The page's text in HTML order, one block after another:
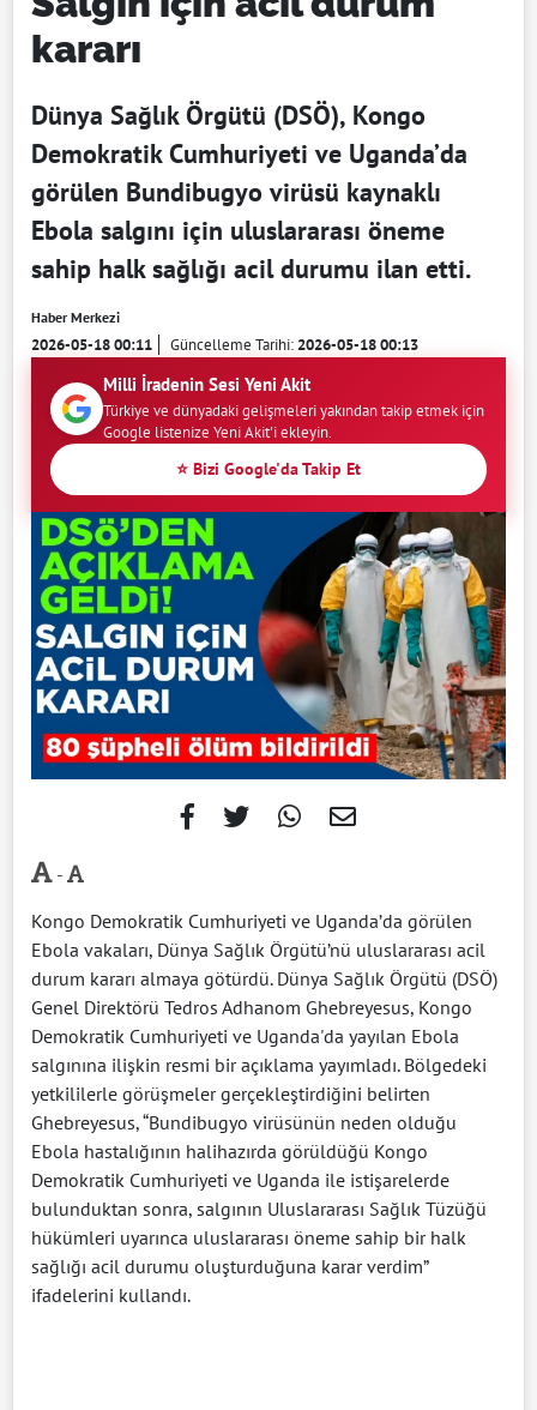
kararı
Dünya Sağlık Örgütü (DSÖ), Kongo
Demokratik Cumhuriyeti ve Uganda’da
görülen Bundibugyo virüsü kaynaklı
Ebola salgını için uluslararası öneme
sahip halk sağlığı acil durumu ilan etti.
Haber Merkezi
2026-05-18 00:11 Güncelleme Tarihi:2026-05-18 00:13
Milli İradenin Sesi Yeni Akit
Türkiye ve dünyadaki gelişmeleri yakından takip etmek için
Google listenize Yeni Akit'i ekleyin.
⭐ Bizi Google'da Takip Et
-
Kongo Demokratik Cumhuriyeti ve Uganda’da görülen
Ebola vakaları, Dünya Sağlık Örgütü’nü uluslararası acil
durum kararı almaya götürdü. Dünya Sağlık Örgütü (DSÖ)
Genel Direktörü Tedros Adhanom Ghebreyesus, Kongo
Demokratik Cumhuriyeti ve Uganda'da yayılan Ebola
salgınına ilişkin resmi bir açıklama yayımladı. Bölgedeki
yetkililerle görüşmeler gerçekleştirdiğini belirten
Ghebreyesus, “Bundibugyo virüsünün neden olduğu
Ebola hastalığının halihazırda görüldüğü Kongo
Demokratik Cumhuriyeti ve Uganda ile istişarelerde
bulunduktan sonra, salgının Uluslararası Sağlık Tüzüğü
hükümleri uyarınca uluslararası öneme sahip bir halk
sağlığı acil durumu oluşturduğuna karar verdim”
ifadelerini kullandı.